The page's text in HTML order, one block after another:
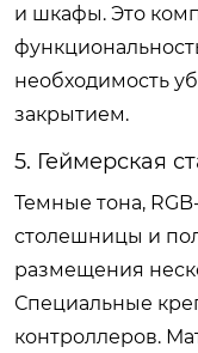
и шкафы. Это
необходимость
закрытием.
5. Геймерская
Темные тона,
столешницы и
размещения
Специальные
контроллеров.